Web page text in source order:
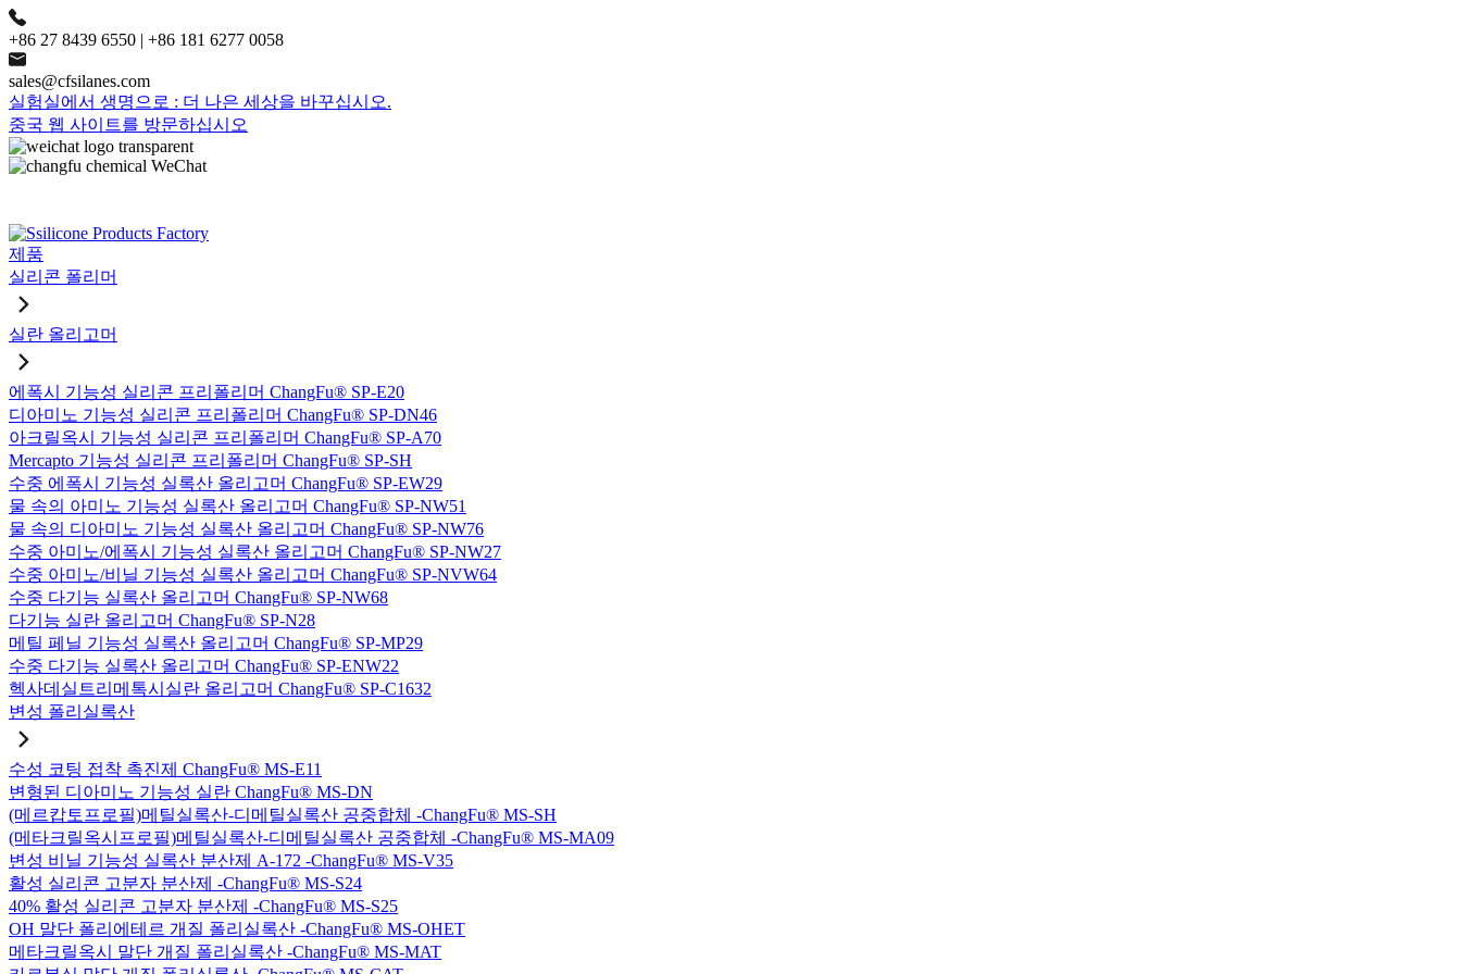
+86 27 8439 6550 | +86 181 6277 0058
sales@cfsilanes.com
실험실에서 생명으로 : 더 나은 세상을 바꾸십시오.
중국 웹 사이트를 방문하십시오
제품
실리콘 폴리머
실란 올리고머
에폭시 기능성 실리콘 프리폴리머 ChangFu® SP-E20
디아미노 기능성 실리콘 프리폴리머 ChangFu® SP-DN46
아크릴옥시 기능성 실리콘 프리폴리머 ChangFu® SP-A70
Mercapto 기능성 실리콘 프리폴리머 ChangFu® SP-SH
수중 에폭시 기능성 실록산 올리고머 ChangFu® SP-EW29
물 속의 아미노 기능성 실록산 올리고머 ChangFu® SP-NW51
물 속의 디아미노 기능성 실록산 올리고머 ChangFu® SP-NW76
수중 아미노/에폭시 기능성 실록산 올리고머 ChangFu® SP-NW27
수중 아미노/비닐 기능성 실록산 올리고머 ChangFu® SP-NVW64
수중 다기능 실록산 올리고머 ChangFu® SP-NW68
다기능 실란 올리고머 ChangFu® SP-N28
메틸 페닐 기능성 실록산 올리고머 ChangFu® SP-MP29
수중 다기능 실록산 올리고머 ChangFu® SP-ENW22
헥사데실트리메톡시실란 올리고머 ChangFu® SP-C1632
변성 폴리실록산
수성 코팅 접착 촉진제 ChangFu® MS-E11
변형된 디아미노 기능성 실란 ChangFu® MS-DN
(메르캅토프로필)메틸실록산-디메틸실록산 공중합체 -ChangFu® MS-SH
(메타크릴옥시프로필)메틸실록산-디메틸실록산 공중합체 -ChangFu® MS-MA09
변성 비닐 기능성 실록산 분산제 A-172 -ChangFu® MS-V35
활성 실리콘 고분자 분산제 -ChangFu® MS-S24
40% 활성 실리콘 고분자 분산제 -ChangFu® MS-S25
OH 말단 폴리에테르 개질 폴리실록산 -ChangFu® MS-OHET
메타크릴옥시 말단 개질 폴리실록산 -ChangFu® MS-MAT